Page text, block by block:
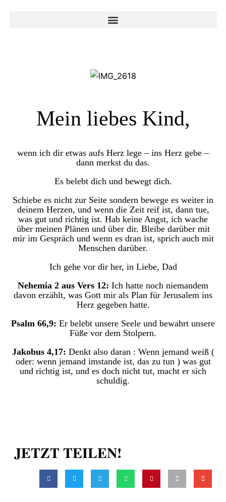
Mein liebes Kind,
wenn ich dir etwas aufs Herz lege – ins Herz gebe –
dann merkst du das.
Es belebt dich und bewegt dich.
Schiebe es nicht zur Seite sondern bewege es weiter in
deinem Herzen, und wenn die Zeit reif ist, dann tue,
was gut und richtig ist. Hab keine Angst, ich wache
über meinen Plänen und über dir. Bleibe darüber mit
mir im Gespräch und wenn es dran ist, sprich auch mit
Menschen darüber.
Ich gehe vor dir her, in Liebe, Dad
Nehemia 2 aus Vers 12: Ich hatte noch niemandem
davon erzählt, was Gott mir als Plan für Jerusalem ins
Herz gegeben hatte.
Psalm 66,9: Er belebt unsere Seele und bewahrt unsere
Füße vor dem Stolpern.
Jakobus 4,17: Denkt also daran : Wenn jemand weiß (
oder: wenn jemand imstande ist, das zu tun ) was gut
und richtig ist, und es doch nicht tut, macht er sich
schuldig.
JETZT TEILEN!